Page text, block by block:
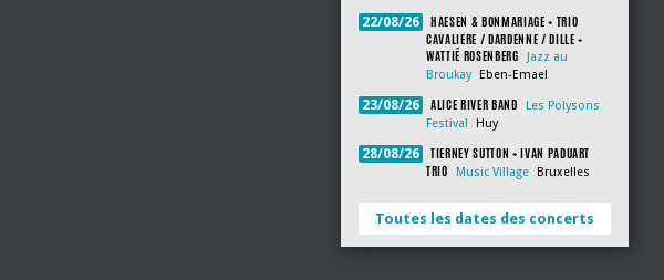
22/08/26
HAESEN & BONMARIAGE + TRIO
CAVALIERE / DARDENNE / DILLE +
WATTIÉ ROSENBERG
Jazz au
Broukay
Eben-Emael
23/08/26 ALICE RIVER BAND
Les Polysons
Festival
Huy
28/08/26
TIERNEY SUTTON + IVAN PADUART
TRIO
Music Village Bruxelles
Toutes les dates des concerts